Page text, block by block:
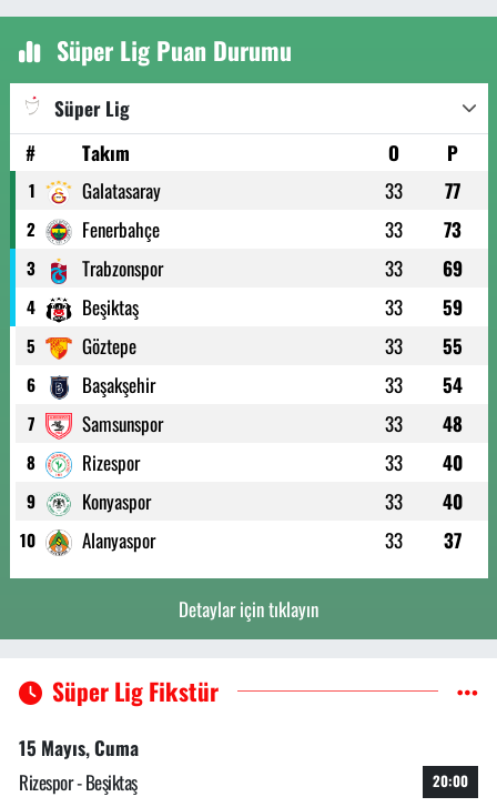
Süper Lig Puan Durumu
Süper Lig
#
Takım O P
1 Galatasaray 33 77
2 Fenerbahçe 33 73
3 Trabzonspor 33 69
4 Beşiktaş 33 59
5 Göztepe 33 55
6 Başakşehir 33 54
7 Samsunspor 33 48
8 Rizespor 33 40
9 Konyaspor 33 40
10 Alanyaspor 33 37
Detaylar için tıklayın
Süper Lig Fikstür
15 Mayıs, Cuma
Rizespor - Beşiktaş
20:00